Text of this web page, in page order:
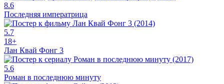
8.6
Последняя императрица
5.7
18+
Лан Квай Фонг 3
5.6
Роман в последнюю минуту